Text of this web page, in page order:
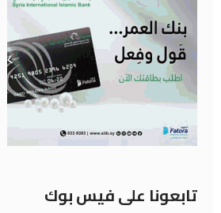
تابعونا على فيس بوك